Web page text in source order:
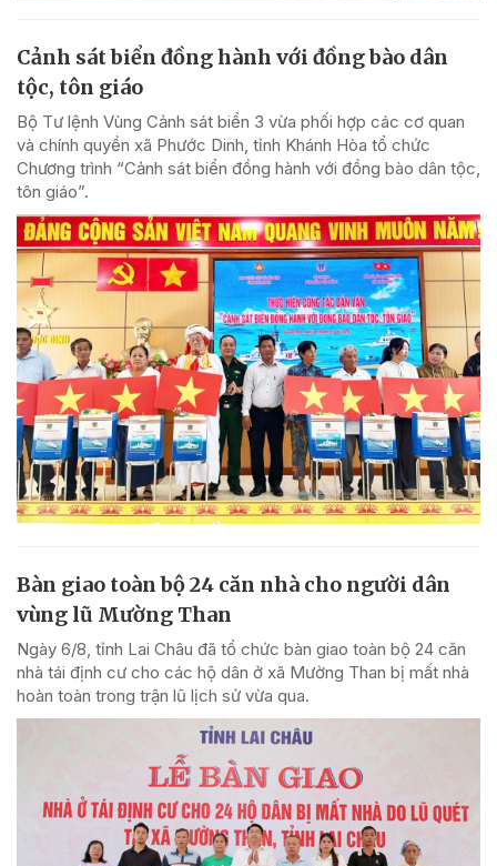
Cảnh sát biển đồng hành với đồng bào dân
tộc, tôn giáo
Bộ Tư lệnh Vùng Cảnh sát biển 3 vừa phối hợp các cơ quan
và chính quyền xã Phước Dinh, tỉnh Khánh Hòa tổ chức
Chương trình “Cảnh sát biển đồng hành với đồng bào dân tộc,
tôn giáo”.
Bàn giao toàn bộ 24 căn nhà cho người dân
vùng lũ Mường Than
Ngày 6/8, tỉnh Lai Châu đã tổ chức bàn giao toàn bộ 24 căn
nhà tái định cư cho các hộ dân ở xã Mường Than bị mất nhà
hoàn toàn trong trận lũ lịch sử vừa qua.